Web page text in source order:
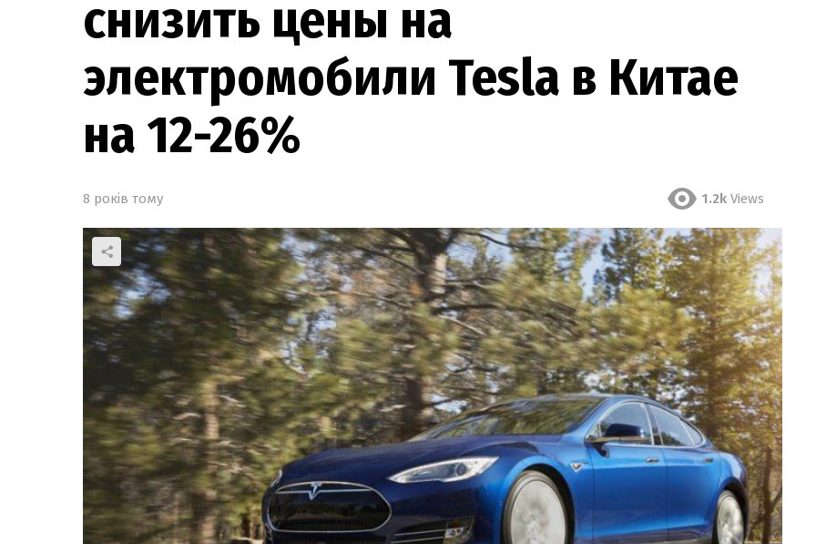
снизить цены на
электромобили Tesla в Китае
на 12-26%
8 років тому 1.2k Views